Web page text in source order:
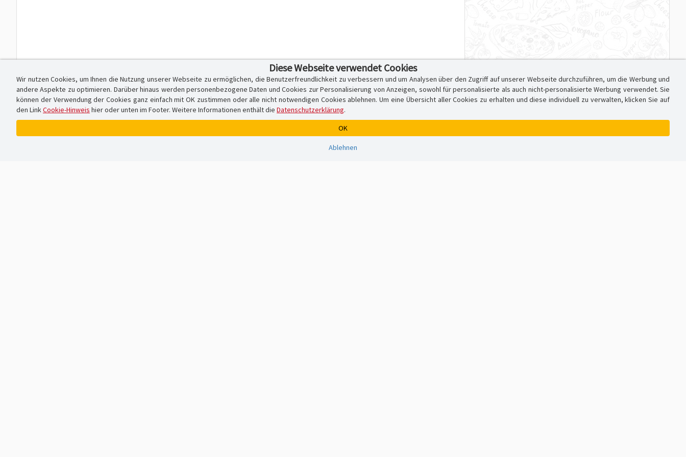
Diese Webseite verwendet Cookies
Wir nutzen Cookies, um Ihnen die Nutzung unserer Webseite zu ermöglichen, die Benutzerfreundlichkeit zu verbessern und um Analysen über den Zugriff auf unserer Webseite durchzuführen, um die Werbung und
andere Aspekte zu optimieren. Darüber hinaus werden personenbezogene Daten und Cookies zur Personalisierung von Anzeigen, sowohl für personalisierte als auch nicht-personalisierte Werbung verwendet. Sie
können der Verwendung der Cookies ganz einfach mit OK zustimmen oder alle nicht notwendigen Cookies ablehnen. Um eine Übersicht aller Cookies zu erhalten und diese individuell zu verwalten, klicken Sie auf
den LinkCookie-Hinweis hier oder unten im Footer. Weitere Informationen enthält die Datenschutzerklärung.
OK
Ablehnen